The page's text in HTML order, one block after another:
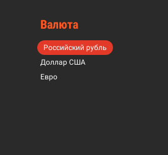
Валюта
Российский рубль
Доллар США
Евро